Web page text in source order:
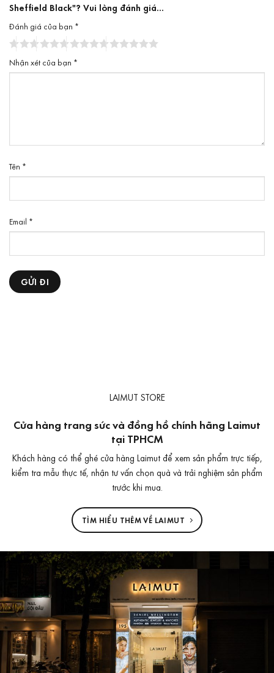
Sheffield Black"? Vui lòng đánh giá...
Đánh giá của bạn *
Nhận xét của bạn *
Tên *
Email *
LAIMUT STORE
Cửa hàng trang sức và đồng hồ chính hãng Laimut
tại TPHCM
Khách hàng có thể ghé cửa hàng Laimut để xem sản phẩm trực tiếp,
kiểm tra mẫu thực tế, nhận tư vấn chọn quà và trải nghiệm sản phẩm
trước khi mua.
TÌM HIỂU THÊM VỀ LAIMUT